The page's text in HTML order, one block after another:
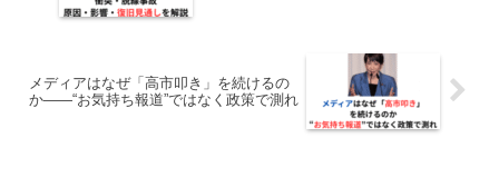
メディアはなぜ「高市叩き」を続けるの
か――“お気持ち報道”ではなく政策で測れ